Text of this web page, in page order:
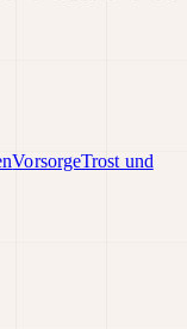
VorsorgeTrost und